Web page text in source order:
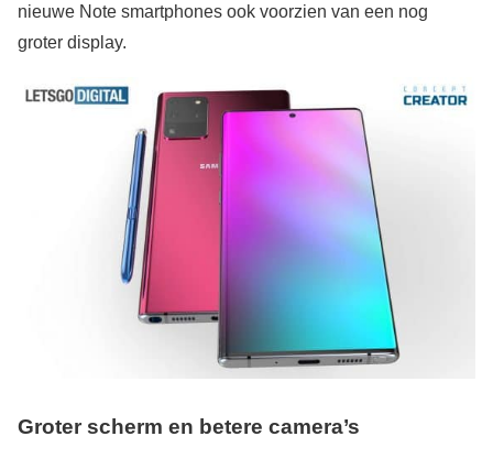
nieuwe Note smartphones ook voorzien van een nog
groter display.
Groter scherm en betere camera’s